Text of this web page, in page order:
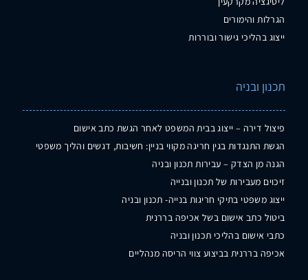
הגרלות והימורים
ייצוג בהליכי גישור ובוררות
תכנון ובניה
פיצול דירה – ייצוג בבית המשפט לאחר הגשת כתב אישום
הגשת התנגדות בגין חריגה מקווי בניין: חשיבות, דגשים והליך משפטי
הגנה מן הצדק – עבירות תכנון ובניה
זיכוים מעבירות של תכנון ובנייה
ייצוג משפטי בתיקי חריגות בנייה- תכנון ובניה
ביטול כתב אישום בשל אכיפה בררנית
כתבי אישום בהליכי תכנון ובניה
אכיפה בררנית בביצוע צווי הריסה מנהליים